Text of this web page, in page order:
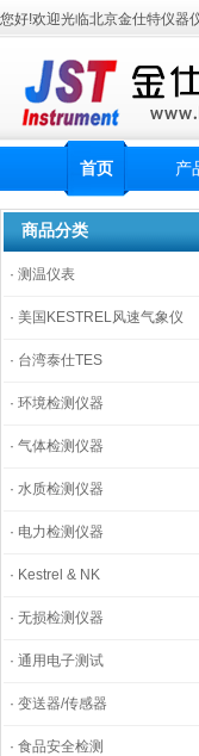
您好!欢迎光临北京金仕特仪器
首页 产
商品分类
· 测温仪表
· 美国KESTREL风速气象仪
· 台湾泰仕TES
· 环境检测仪器
· 气体检测仪器
· 水质检测仪器
· 电力检测仪器
· Kestrel & NK
· 无损检测仪器
· 通用电子测试
· 变送器/传感器
· 食品安全检测